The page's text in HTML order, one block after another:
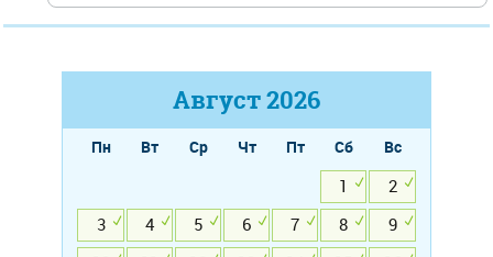
Август2026
Пн Вт Ср Чт Пт Сб
Вс
1
2
3
4 5 6 7 8
9